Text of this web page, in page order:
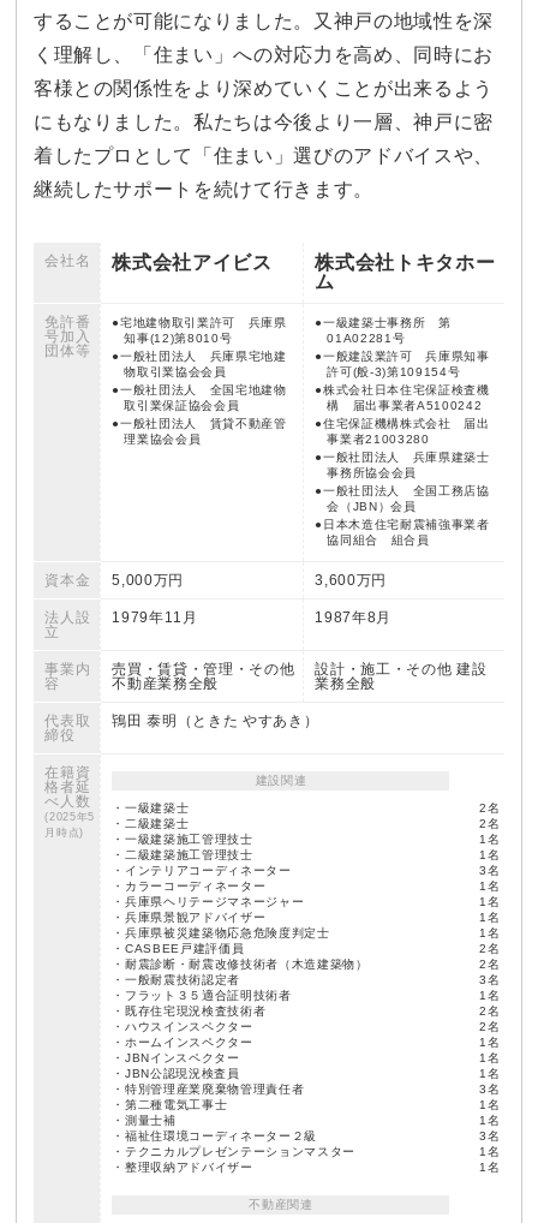
することが可能になりました。又神戸の地域性を深
く理解し、「住まい」への対応力を高め、同時にお
客様との関係性をより深めていくことが出来るよう
にもなりました。私たちは今後より一層、神戸に密
着したプロとして「住まい」選びのアドバイスや、
継続したサポートを続けて行きます。
会社名 株式会社アイビス
株式会社トキタホー
ム
免許番
号加入
団体等
宅地建物取引業許可 兵庫県
知事(12)第8010号
一般社団法人 兵庫県宅地建
物取引業協会会員
一般社団法人 全国宅地建物
取引業保証協会会員
一般社団法人 賃貸不動産管
理業協会会員
一級建築士事務所 第
01A02281号
一般建設業許可 兵庫県知事
許可(般-3)第109154号
株式会社日本住宅保証検査機
構 届出事業者A5100242
住宅保証機構株式会社 届出
事業者21003280
一般社団法人 兵庫県建築士
事務所協会会員
一般社団法人 全国工務店協
会（JBN）会員
日本木造住宅耐震補強事業者
協同組合 組合員
資本金 5,000万円 3,600万円
法人設
立
1979年11月 1987年8月
事業内
容
売買・賃貸・管理・その他
不動産業務全般
設計・施工・その他 建設
業務全般
代表取
締役
鴇田 泰明（ときた やすあき）
在籍資
格者延
べ人数
(2025年5
月時点)
建設関連
・一級建築士
2名
・二級建築士
2名
・一級建築施工管理技士
1名
・二級建築施工管理技士
1名
・インテリアコーディネーター
3名
・カラーコーディネーター
1名
・兵庫県ヘリテージマネージャー
1名
・兵庫県景観アドバイザー
1名
・兵庫県被災建築物応急危険度判定士
1名
・CASBEE戸建評価員
2名
・耐震診断・耐震改修技術者（木造建築物）
2名
・一般耐震技術認定者
3名
・フラット３５適合証明技術者
1名
・既存住宅現況検査技術者
2名
・ハウスインスペクター
2名
・ホームインスペクター
1名
・JBNインスペクター
1名
・JBN公認現況検査員
1名
・特別管理産業廃棄物管理責任者
3名
・第二種電気工事士
1名
・測量士補
1名
・福祉住環境コーディネーター２級
3名
・テクニカルプレゼンテーションマスター
1名
・整理収納アドバイザー
1名
不動産関連